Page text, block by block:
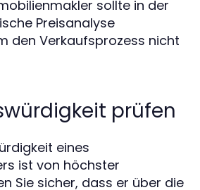
sollte in der
Preisanalyse
den Verkaufsprozess nicht
prüfen
eines
ist von höchster
Sie sicher, dass er über die